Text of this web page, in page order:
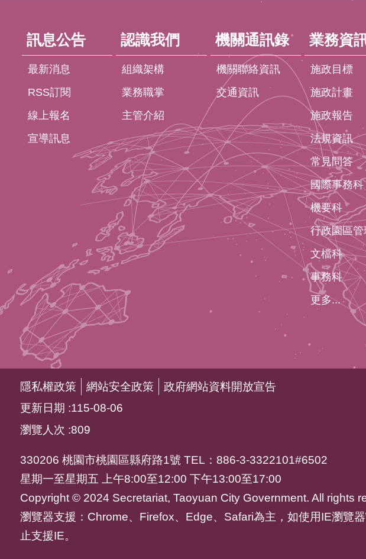
訊息公告
最新消息
RSS訂閱
線上報名
宣導訊息
認識我們
組織架構
業務職掌
主管介紹
機關通訊錄
機關聯絡資訊
交通資訊
業務資
施政目標
施政計畫
施政報告
法規資訊
常見問答
國際事務科
機要科
行政園區
文檔科
事務科
更多...
隱私權政策 網站安全政策
政府網站資料開放宣告
更新日期 115-08-06
瀏覽人次 809
330206 桃園市桃園區縣府路1號 TEL：886-3-3322101#6502
星期一至星期五 上午8:00至12:00 下午13:00至17:00
Copyright © 2024 Secretariat, Taoyuan City Government. All rights
瀏覽器支援：Chrome、Firefox、Edge、Safari為主，如使用IE瀏覽
止支援IE。